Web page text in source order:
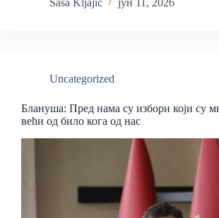
Saša Kljajić
јун 11, 2026
Uncategorized
Блануша: Пред нама су избори који су
већи од било кога од нас